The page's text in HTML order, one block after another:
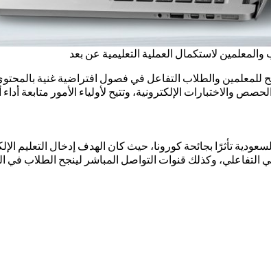
لاستكمال العملية التعليمية عن بعد
والاختبارات الإلكترونية، وتتيح لأولياء الأمور متابعة
الدراسة في المدارس السعودية تأثرًا بجائحة كورونا، حيث كان الهدف
التفاعلي، وكذلك قنوات التواصل المباشر لينجح الطلاب